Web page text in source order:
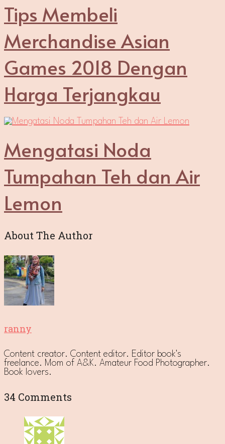
Tips Membeli
Merchandise Asian
Games 2018 Dengan
Harga Terjangkau
Mengatasi Noda
Tumpahan Teh dan Air
Lemon
About The Author
ranny
Content creator. Content editor. Editor book's
freelance. Mom of A&K. Amateur Food Photographer.
Book lovers.
34 Comments